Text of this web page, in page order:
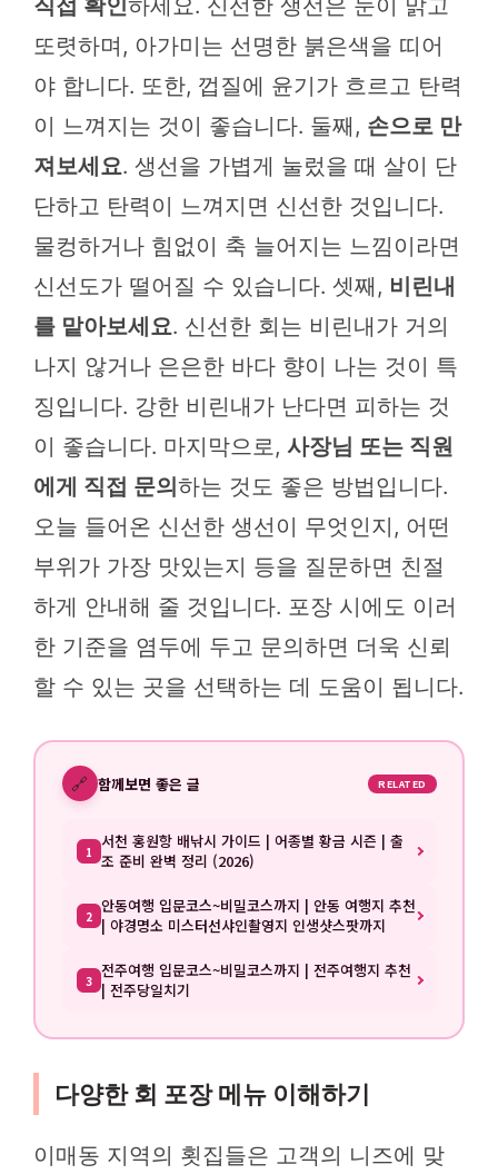
직접 확인하세요. 신선한 생선은 눈이 맑고
또렷하며, 아가미는 선명한 붉은색을 띠어
야 합니다. 또한, 껍질에 윤기가 흐르고 탄력
이 느껴지는 것이 좋습니다. 둘째, 손으로 만
져보세요. 생선을 가볍게 눌렀을 때 살이 단
단하고 탄력이 느껴지면 신선한 것입니다.
물컹하거나 힘없이 축 늘어지는 느낌이라면
신선도가 떨어질 수 있습니다. 셋째, 비린내
를 맡아보세요. 신선한 회는 비린내가 거의
나지 않거나 은은한 바다 향이 나는 것이 특
징입니다. 강한 비린내가 난다면 피하는 것
이 좋습니다. 마지막으로, 사장님 또는 직원
에게 직접 문의 하는 것도 좋은 방법입니다.
오늘 들어온 신선한 생선이 무엇인지, 어떤
부위가 가장 맛있는지 등을 질문하면 친절
하게 안내해 줄 것입니다. 포장 시에도 이러
한 기준을 염두에 두고 문의하면 더욱 신뢰
할 수 있는 곳을 선택하는 데 도움이 됩니다.
🔗 함께보면 좋은 글 RELATED
1 서천 홍원항 배낚시 가이드 | 어종별 황금 시즌 | 출
조 준비 완벽 정리 (2026)
2 안동여행 입문코스~비밀코스까지 | 안동 여행지 추천
| 야경명소 미스터선샤인촬영지 인생샷스팟까지
3 전주여행 입문코스~비밀코스까지 | 전주여행지 추천
| 전주당일치기
다양한 회 포장 메뉴 이해하기
이매동 지역의 횟집들은 고객의 니즈에 맞